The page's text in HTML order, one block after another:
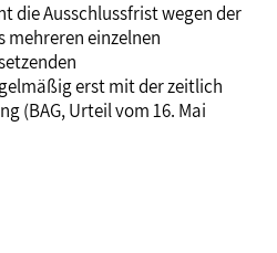
die Ausschlussfrist wegen der
mehreren einzelnen
erst mit der zeitlich
(BAG, Urteil vom 16. Mai